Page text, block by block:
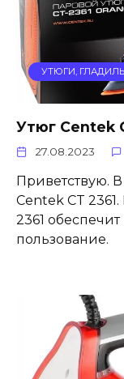
УТЮГИ,
Утюг Centek
27.08.2023
Приветствую.
Centek CT
2361
пользование.